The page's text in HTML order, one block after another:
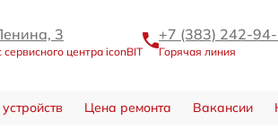
3
сервисного центра iconBIT
+7 (383) 242-
Горячая линия
Цена ремонта Вакансии